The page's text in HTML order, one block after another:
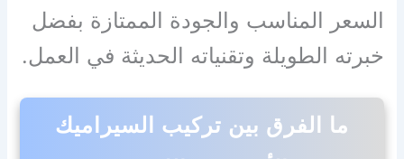
السعر المناسب والجودة الممتازة بفضل
خبرته الطويلة وتقنياته الحديثة في العمل.
ما الفرق بين تركيب السيراميك